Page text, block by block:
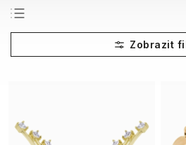
Nejprodávanější
Nejlevnější